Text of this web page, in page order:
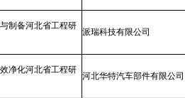
制备河北省工程研
派瑞科技有限公司
净化河北省工程研
河北华特汽车部件有限公司